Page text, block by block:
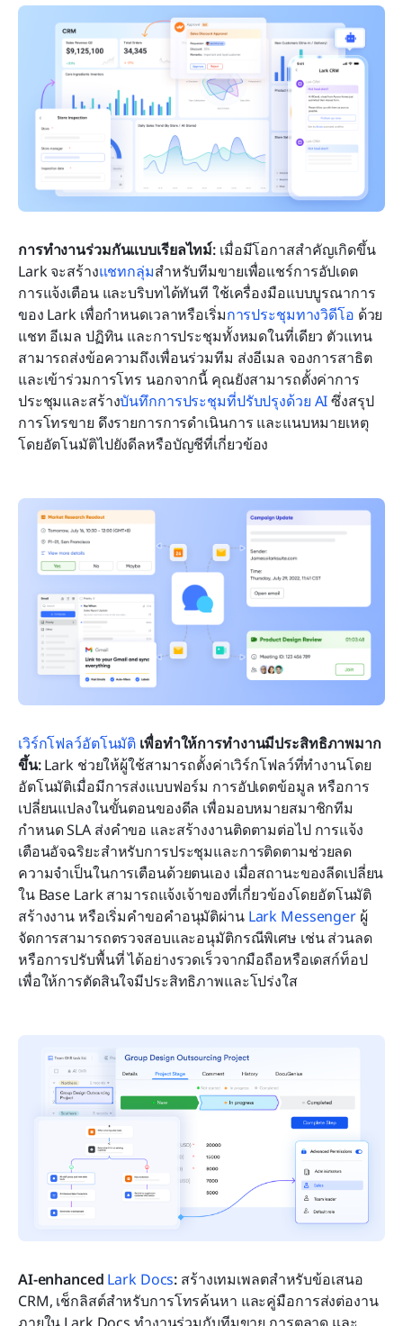
การทำงานร่วมกันแบบเรียลไทม์: เมื่อมีโอกาสสำคัญเกิดขึ้น
Lark จะสร้างแชทกลุ่มสำหรับทีมขายเพื่อแชร์การอัปเดต
การแจ้งเตือน และบริบทได้ทันที ใช้เครื่องมือแบบบูรณาการ
ของ Lark เพื่อกำหนดเวลาหรือเริ่มการประชุมทางวิดีโอ ด้วย
แชท อีเมล ปฏิทิน และการประชุมทั้งหมดในที่เดียว ตัวแทน
สามารถส่งข้อความถึงเพื่อนร่วมทีม ส่งอีเมล จองการสาธิต
และเข้าร่วมการโทร นอกจากนี้ คุณยังสามารถตั้งค่าการ
ประชุมและสร้างบันทึกการประชุมที่ปรับปรุงด้วย AI ซึ่งสรุป
การโทรขาย ดึงรายการการดำเนินการ และแนบหมายเหตุ
โดยอัตโนมัติไปยังดีลหรือบัญชีที่เกี่ยวข้อง
เวิร์กโฟลว์อัตโนมัติ เพื่อทำให้การทำงานมีประสิทธิภาพมาก
ขึ้น: Lark ช่วยให้ผู้ใช้สามารถตั้งค่าเวิร์กโฟลว์ที่ทำงานโดย
อัตโนมัติเมื่อมีการส่งแบบฟอร์ม การอัปเดตข้อมูล หรือการ
เปลี่ยนแปลงในขั้นตอนของดีล เพื่อมอบหมายสมาชิกทีม
กำหนด SLA ส่งคำขอ และสร้างงานติดตามต่อไป การแจ้ง
เตือนอัจฉริยะสำหรับการประชุมและการติดตามช่วยลด
ความจำเป็นในการเตือนด้วยตนเอง เมื่อสถานะของลีดเปลี่ยน
ใน Base Lark สามารถแจ้งเจ้าของที่เกี่ยวข้องโดยอัตโนมัติ
สร้างงาน หรือเริ่มคำขอคำอนุมัติผ่าน Lark Messenger ผู้
จัดการสามารถตรวจสอบและอนุมัติกรณีพิเศษ เช่น ส่วนลด
หรือการปรับพื้นที่ ได้อย่างรวดเร็วจากมือถือหรือเดสก์ท็อป
เพื่อให้การตัดสินใจมีประสิทธิภาพและโปร่งใส
AI-enhanced Lark Docs: สร้างเทมเพลตสำหรับข้อเสนอ
CRM, เช็กลิสต์สำหรับการโทรค้นหา และคู่มือการส่งต่องาน